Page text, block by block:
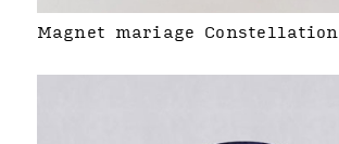
Magnet mariage Constellation